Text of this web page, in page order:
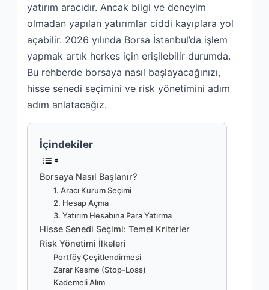
yatırım aracıdır. Ancak bilgi ve deneyim
olmadan yapılan yatırımlar ciddi kayıplara yol
açabilir. 2026 yılında Borsa İstanbul’da işlem
yapmak artık herkes için erişilebilir durumda.
Bu rehberde borsaya nasıl başlayacağınızı,
hisse senedi seçimini ve risk yönetimini adım
adım anlatacağız.
İçindekiler
Borsaya Nasıl Başlanır?
1. Aracı Kurum Seçimi
2. Hesap Açma
3. Yatırım Hesabına Para Yatırma
Hisse Senedi Seçimi: Temel Kriterler
Risk Yönetimi İlkeleri
Portföy Çeşitlendirmesi
Zarar Kesme (Stop-Loss)
Kademeli Alım